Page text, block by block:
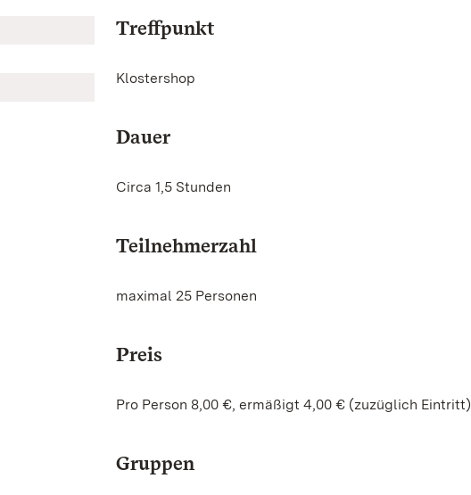
Treffpunkt
Klostershop
Dauer
Circa 1,5 Stunden
Teilnehmerzahl
maximal 25 Personen
Preis
Pro Person 8,00 €, ermäßigt 4,00 € (zuzüglich Eintritt)
Gruppen